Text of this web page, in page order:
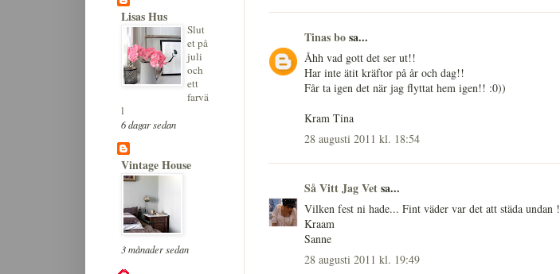
Tinas bosa...
Åhh vad gott det ser ut!!
Har inte ätit kräftor på år och dag!!
Får ta igen det när jag flyttat hem igen!! :0))
Kram Tina
28 augusti 2011 kl. 18:54
Så Vitt Jag Vetsa...
Vilken fest ni hade... Fint väder var det att städa undan !
Kraam
Sanne
28 augusti 2011 kl. 19:49
Lisas Hus
Slut
et på
juli
och
ett
farvä
l
6 dagar sedan
Vintage House
3 månader sedan